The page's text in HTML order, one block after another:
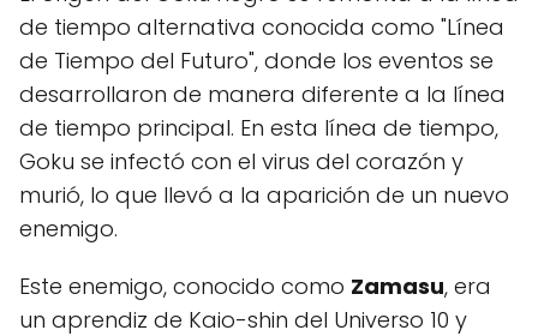
de tiempo alternativa conocida como "Línea
de Tiempo del Futuro", donde los eventos se
desarrollaron de manera diferente a la línea
de tiempo principal. En esta línea de tiempo,
Goku se infectó con el virus del corazón y
murió, lo que llevó a la aparición de un nuevo
enemigo.
Este enemigo, conocido como Zamasu, era
un aprendiz de Kaio-shin del Universo 10 y